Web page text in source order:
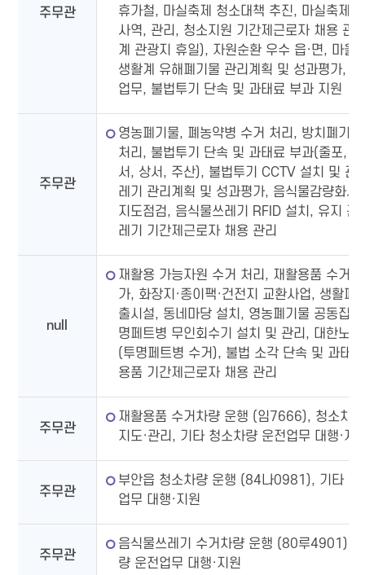
주무관
휴가철, 마실축제 청소대책 추진, 마실축제
사역, 관리, 청소지원 기간제근로자 채용 관
계 관광지 휴일), 자원순환 우수 읍·면, 마을,
생활계 유해폐기물 관리계획 및 성과평가,
업무, 불법투기 단속 및 과태료 부과 지원
주무관
영농폐기물, 폐농약병 수거 처리, 방치폐기
처리, 불법투기 단속 및 과태료 부과(줄포,
서, 상서, 주산), 불법투기 CCTV 설치 및 관
레기 관리계획 및 성과평가, 음식물감량화사
지도점검, 음식물쓰레기 RFID 설치, 유지 관
레기 기간제근로자 채용 관리
null
재활용 가능자원 수거 처리, 재활용품 수거
가, 화장지·종이팩·건전지 교환사업, 생활폐
출시설, 동네마당 설치, 영농폐기물 공동집
명페트병 무인회수기 설치 및 관리, 대한노
(투명페트병 수거), 불법 소각 단속 및 과태
용품 기간제근로자 채용 관리
주무관
재활용품 수거차량 운행 (임7666), 청소차
지도·관리, 기타 청소차량 운전업무 대행·지
주무관
부안읍 청소차량 운행 (84나0981), 기타 청
업무 대행·지원
주무관
음식물쓰레기 수거차량 운행 (80루4901),
량 운전업무 대행·지원